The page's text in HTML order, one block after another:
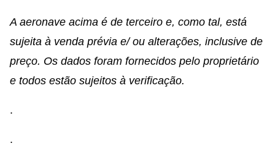
A aeronave acima é de terceiro e, como tal, está
sujeita à venda prévia e/ ou alterações, inclusive de
preço. Os dados foram fornecidos pelo proprietário
e todos estão sujeitos à verificação.
.
.